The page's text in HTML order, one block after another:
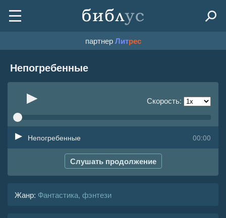
партнерЛитрес
Непогребенные
Скорость:
00:00
Непогребенные
Слушать продолжение
Жанр: Фантастика, фэнтези